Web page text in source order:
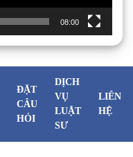
08:00
ĐẶT
CÂU
HỎI
DỊCH
VỤ
LUẬT
SƯ
LIÊN
HỆ